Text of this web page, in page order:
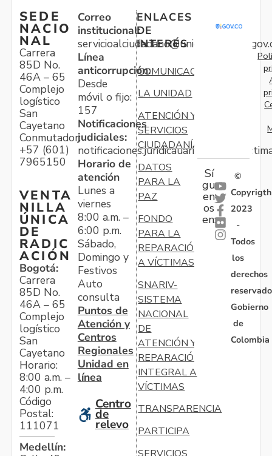
SEDE
NACIO
NAL
Carrera
85D No.
46A – 65
Complejo
logístico
San
Cayetano
Conmutador:
+57 (601)
7965150
VENTA
NILLA
ÚNICA
DE
RADIC
ACIÓN
Bogotá:
Carrera
85D No.
46A – 65
Complejo
logístico
San
Cayetano
Horario:
8:00 a.m. –
4:00 p.m.
Código
Postal:
111071
Medellín:
Correo
institucional:
Línea
anticorrupción:
Desde
móvil o fijo:
157
Notificaciones
judiciales:
Horario de
atención
Lunes a
viernes
8:00 a.m. –
6:00 p.m.
Sábado,
Domingo y
Festivos
Auto
consulta
Puntos de
Atención y
Centros
Regionales
Unidad en
línea
Centro
de
relevo
ENLACES
DE
INTERÉS
COMUNICACIONES
LA UNIDAD
ATENCIÓN Y
SERVICIOS
CIUDADANÍA
DATOS
PARA LA
PAZ
FONDO
PARA LA
REPARACIÓN
A VÍCTIMAS
SNARIV-
SISTEMA
NACIONAL
DE
ATENCIÓN Y
REPARACIÓN
INTEGRAL A
VÍCTIMAS
TRANSPARENCIA
PARTICIPA
Sí
gu
en
os
en:
©
Copyrigth
2023
-
Todos
los
derechos
Gobierno
de
Colombia